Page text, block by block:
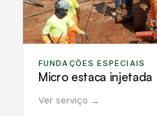
FUNDAÇÕES ESPECIAIS
Micro estaca injetada
Ver serviço →